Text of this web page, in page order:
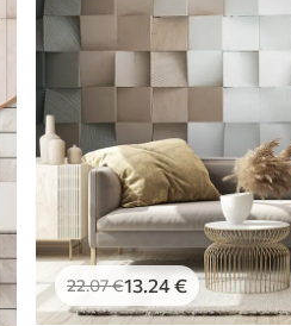
22.07€13.24€